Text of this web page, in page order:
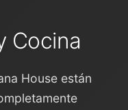
Cocina
House están